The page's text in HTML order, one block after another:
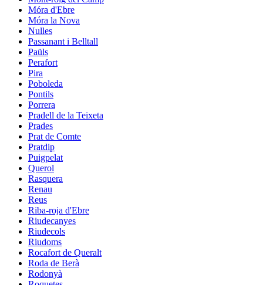
Móra d'Ebre
Móra la Nova
Nulles
Passanant i Belltall
Paüls
Perafort
Pira
Poboleda
Pontils
Porrera
Pradell de la Teixeta
Prades
Prat de Comte
Pratdip
Puigpelat
Querol
Rasquera
Renau
Reus
Riba-roja d'Ebre
Riudecanyes
Riudecols
Riudoms
Rocafort de Queralt
Roda de Berà
Rodonyà